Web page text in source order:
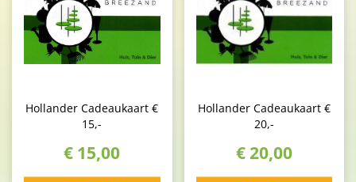
Hollander Cadeaukaart €
15,-
€ 15,00
Hollander Cadeaukaart €
20,-
€20,00